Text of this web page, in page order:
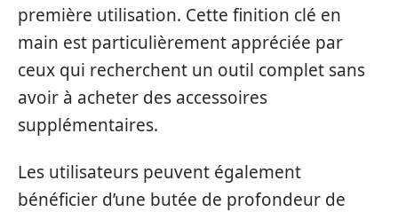
première utilisation. Cette finition clé en
main est particulièrement appréciée par
ceux qui recherchent un outil complet sans
avoir à acheter des accessoires
supplémentaires.
Les utilisateurs peuvent également
bénéficier d’une butée de profondeur de